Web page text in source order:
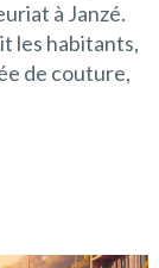
à Janzé.
les habitants,
de couture,